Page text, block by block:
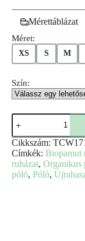
Mérettáblázat
Méret:
XS S M
Szín:
Cikkszám:
Címkék: Biopamut
ruházat, Organikus
póló, Póló,